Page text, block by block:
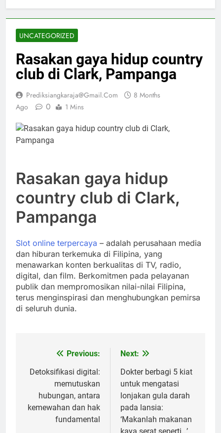
UNCATEGORIZED
Rasakan gaya hidup country
club di Clark, Pampanga
Prediksiangkaraja@gmail.com
8 Months
Ago
0 1 Mins
Rasakan gaya hidup
country club di Clark,
Pampanga
Slot online terpercaya – adalah perusahaan media
dan hiburan terkemuka di Filipina, yang
menawarkan konten berkualitas di TV, radio,
digital, dan film. Berkomitmen pada pelayanan
publik dan mempromosikan nilai-nilai Filipina,
terus menginspirasi dan menghubungkan pemirsa
di seluruh dunia.
navigation
Previous:
Detoksifikasi digital:
memutuskan
hubungan, antara
kemewahan dan hak
fundamental
Next:
Dokter berbagi 5 kiat
untuk mengatasi
lonjakan gula darah
pada lansia:
‘Makanlah makanan